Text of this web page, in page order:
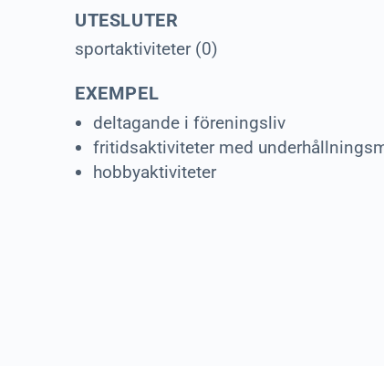
UTESLUTER
sportaktiviteter (0)
EXEMPEL
deltagande i föreningsliv
fritidsaktiviteter med
hobbyaktiviteter